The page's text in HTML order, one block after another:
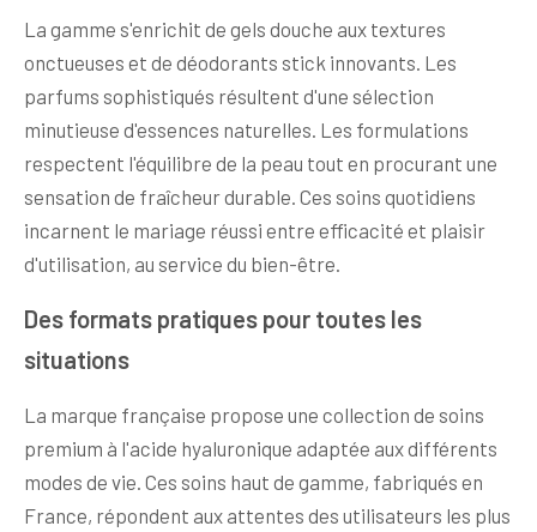
La gamme s'enrichit de gels douche aux textures
onctueuses et de déodorants stick innovants. Les
parfums sophistiqués résultent d'une sélection
minutieuse d'essences naturelles. Les formulations
respectent l'équilibre de la peau tout en procurant une
sensation de fraîcheur durable. Ces soins quotidiens
incarnent le mariage réussi entre efficacité et plaisir
d'utilisation, au service du bien-être.
Des formats pratiques pour toutes les
situations
La marque française propose une collection de soins
premium à l'acide hyaluronique adaptée aux différents
modes de vie. Ces soins haut de gamme, fabriqués en
France, répondent aux attentes des utilisateurs les plus